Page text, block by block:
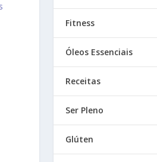
Fitness
Óleos Essenciais
Receitas
Ser Pleno
Glúten